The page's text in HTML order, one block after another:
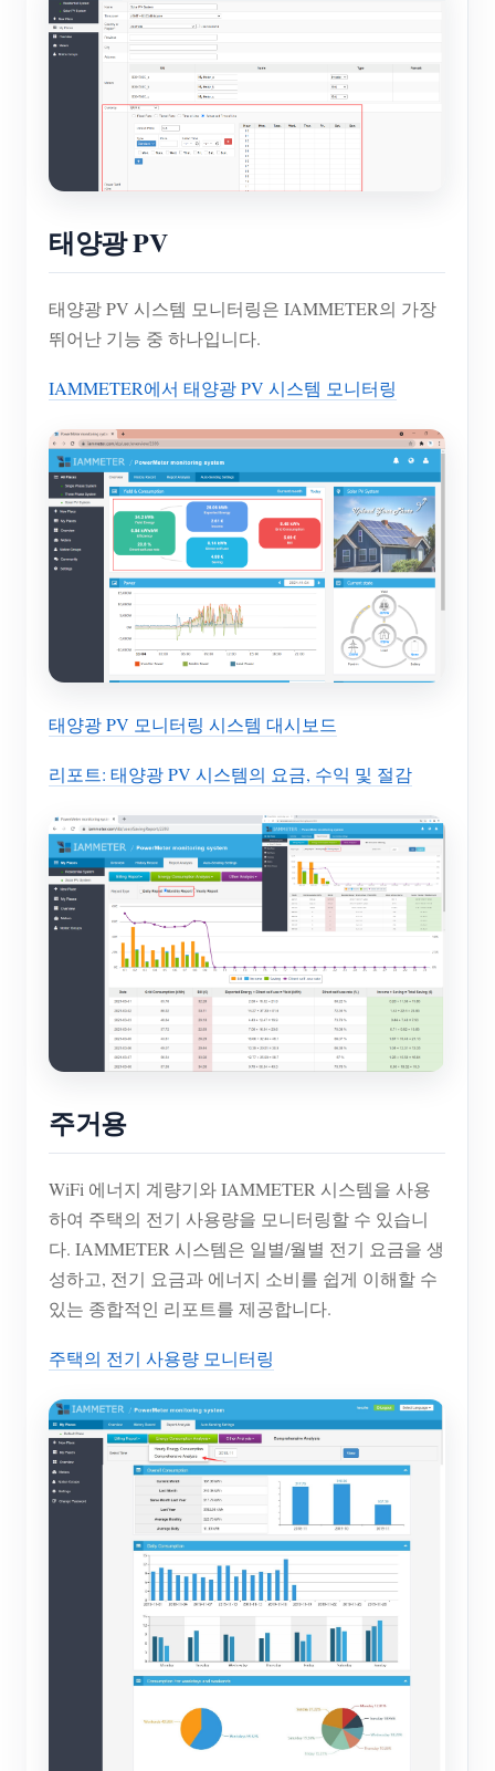
태양광 PV
태양광 PV 시스템 모니터링은 IAMMETER의 가장
뛰어난 기능 중 하나입니다.
IAMMETER에서 태양광 PV 시스템 모니터링
태양광 PV 모니터링 시스템 대시보드
리포트: 태양광 PV 시스템의 요금, 수익 및 절감
주거용
WiFi 에너지 계량기와 IAMMETER 시스템을 사용
하여 주택의 전기 사용량을 모니터링할 수 있습니
다. IAMMETER 시스템은 일별/월별 전기 요금을 생
성하고, 전기 요금과 에너지 소비를 쉽게 이해할 수
있는 종합적인 리포트를 제공합니다.
주택의 전기 사용량 모니터링